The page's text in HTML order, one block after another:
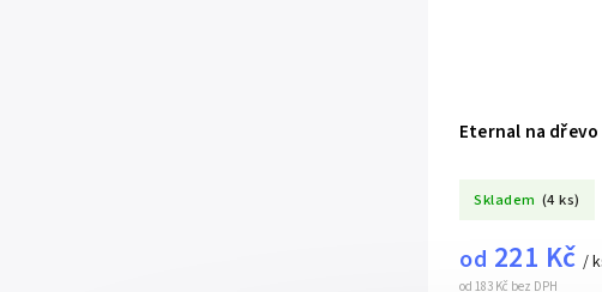
Eternal na
Skladem (4 ks)
od 183 Kč bez DPH
od 221 Kč /